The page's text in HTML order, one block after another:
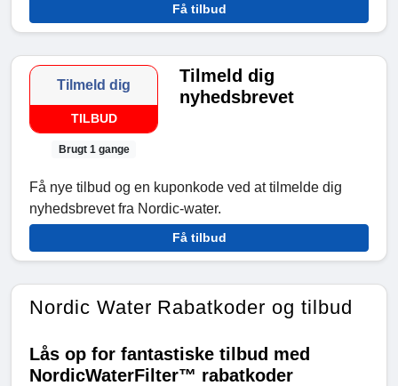
Få tilbud
Tilmeld dig
TILBUD
Brugt 1 gange
Tilmeld dig
nyhedsbrevet
Få nye tilbud og en kuponkode ved at tilmelde dig
nyhedsbrevet fra Nordic-water.
Få tilbud
Nordic Water Rabatkoder og tilbud
Lås op for fantastiske tilbud med
NordicWaterFilter™ rabatkoder